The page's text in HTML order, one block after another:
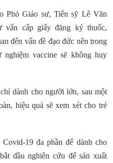
Phó Giáo sư, Tiến sỹ Lê Văn
cấp giấy đăng ký thuốc,
đến vấn đề đạo đức nên trong
vaccine sẽ không huy
dành cho người lớn, sau một
hiệu quả sẽ xem xét cho trẻ
19 đa phần để dành cho
đầu nghiên cứu để sản xuất